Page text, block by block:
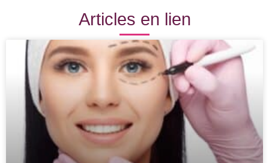
Articles en lien